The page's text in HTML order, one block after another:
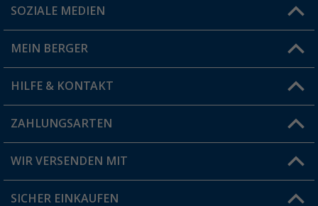
Du hast eine Frage?
Filiale finden
SOZIALE MEDIEN
MEIN BERGER
Vorteilskarte
Blog
Jobs & Karriere
HILFE & KONTAKT
FAQ & Kontakt
Versandinformationen
ZAHLUNGSARTEN
WIR VERSENDEN MIT
SICHER EINKAUFEN